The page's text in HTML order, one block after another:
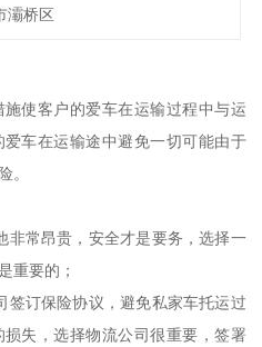
灞桥区
使客户的爱车在运输过程中与运
车在运输途中避免一切可能由于
。
非常昂贵，安全才是要务，选择一
重要的；
签订保险协议，避免私家车托运过
失，选择物流公司很重要，签署